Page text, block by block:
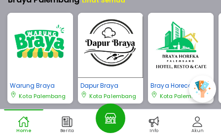
Warung Braya
Kota Palembang
Dapur Braya
Kota Palembang
Braya Horeca Pale
mbang
Kota Palembang
Braya Bali Lihat Semua
Home Berita Info Akun